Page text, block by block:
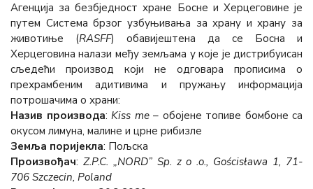
Агенција за безбједност хране Босне и Херцеговине је
путем Система брзог узбуњивања за храну и храну за
животиње (RASFF) обавијештена да се Босна и
Херцеговина налази међу земљама у које је дистрибуисан
сљедећи производ који не одговара прописима о
прехрамбеним адитивима и пружању информација
потрошачима о храни:
Назив производа: Kiss me– обојене топиве бомбоне са
окусом лимуна, малине и црне рибизле
Земља поријекла: Пољска
Произвођач: Z.P.C. „NORD” Sp. z o .o., Gościsława 1, 71-
706 Szczecin, Poland